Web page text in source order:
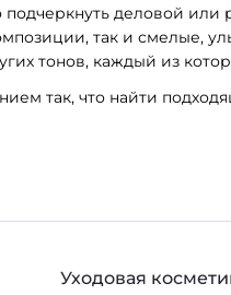
деловой или
так и смелые,
тонов, каждый из
так, что найти
Уходовая